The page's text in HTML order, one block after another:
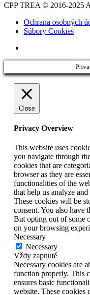
CPP TREA © 2016-2025
Ochrana osobných
Súbory Cookies
Close
Privacy Overview
This website uses
you navigate through
cookies that are
browser as they are
functionalities of the
that help us analyze
These cookies will be
consent. You also have
But opting out of some
on your browsing
Necessary
Necessary
Vždy zapnuté
Necessary cookies are
function properly. This
ensures basic
website. These cookies